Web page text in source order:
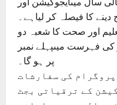
دینے کا فیصلہ کر لیاہے۔
اور صحت کا شعبہ دو
کی فہرست میںپہلے نمبر
پر ہو گا۔
پروگرام کی سفارشات
کے ترقیاتی بجٹ